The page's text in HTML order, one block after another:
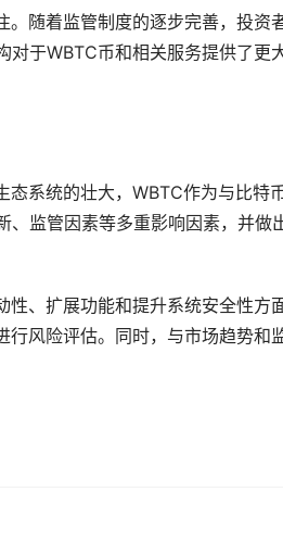
。随着监管制度的逐步完善，投资
对于WBTC币和相关服务提供了更
态系统的壮大，WBTC作为与比特
监管因素等多重影响因素，并做
、扩展功能和提升系统安全性方
行风险评估。同时，与市场趋势和